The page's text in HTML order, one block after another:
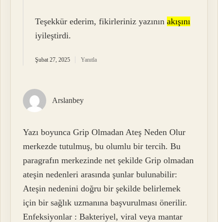
Teşekkür ederim, fikirleriniz yazınınakışını
iyileştirdi.
Şubat 27, 2025 Yanıtla
Arslanbey
Yazı boyunca Grip Olmadan Ateş Neden Olur
merkezde tutulmuş, bu olumlu bir tercih. Bu
paragrafın merkezinde net şekilde Grip olmadan
ateşin nedenleri arasında şunlar bulunabilir:
Ateşin nedenini doğru bir şekilde belirlemek
için bir sağlık uzmanına başvurulması önerilir.
Enfeksiyonlar : Bakteriyel, viral veya mantar